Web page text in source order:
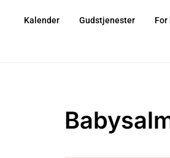
Kalender Gudstjenester For